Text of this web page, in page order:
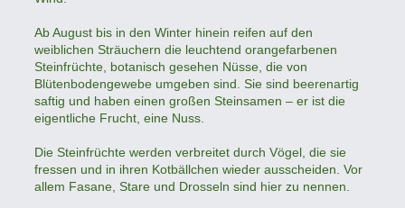
Ab August bis in den Winter hinein reifen auf den
weiblichen Sträuchern die leuchtend orangefarbenen
Steinfrüchte, botanisch gesehen Nüsse, die von
Blütenbodengewebe umgeben sind. Sie sind beerenartig
saftig und haben einen großen Steinsamen – er ist die
eigentliche Frucht, eine Nuss.
Die Steinfrüchte werden verbreitet durch Vögel, die sie
fressen und in ihren Kotbällchen wieder ausscheiden. Vor
allem Fasane, Stare und Drosseln sind hier zu nennen.